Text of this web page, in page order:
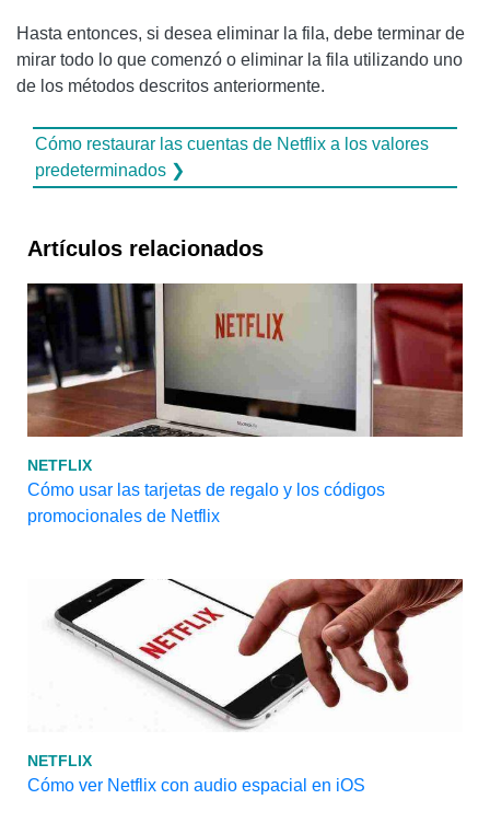
Hasta entonces, si desea eliminar la fila, debe terminar de
mirar todo lo que comenzó o eliminar la fila utilizando uno
de los métodos descritos anteriormente.
Cómo restaurar las cuentas de Netflix a los valores
predeterminados ❯
Artículos relacionados
NETFLIX
Cómo usar las tarjetas de regalo y los códigos
promocionales de Netflix
NETFLIX
Cómo ver Netflix con audio espacial en iOS